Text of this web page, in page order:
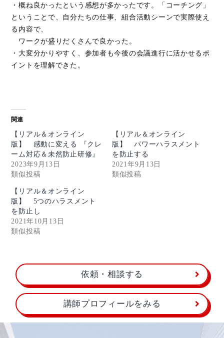
・概ね良かったという感想が多かったです。「コーチング」
ということで、自分たちの仕事、組合活動シーンで実際使え
る内容で、
ワークが盛りだくさんで良かった。
・大変分かりやすく、参加者も今後の会議進行に活かせるポ
イントを理解できた。
関連
【リアル＆オンライン
版】 感動に変える 『クレ
ーム対応＆未然防止研修』
2023年9月13日
類似投稿
【リアル＆オンライン
版】 パワーハラスメント
を防止する
2021年9月13日
類似投稿
【リアル＆オンライン
版】 5つのハラスメント
を防止し
2021年10月13日
類似投稿
依頼・相談する
講師プロフィールをみる